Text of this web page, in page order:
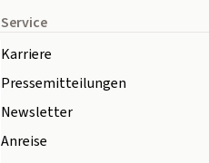
Service
Karriere
Pressemitteilungen
Newsletter
Anreise